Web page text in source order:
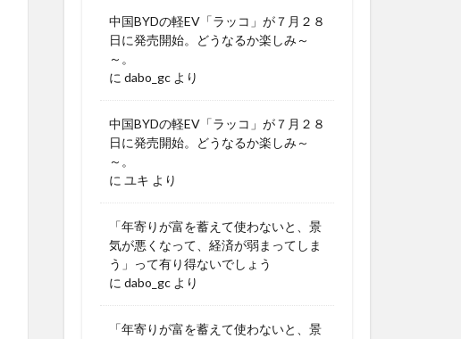
中国BYDの軽EV「ラッコ」が７月２８
日に発売開始。どうなるか楽しみ～
～。
に dabo_gc より
中国BYDの軽EV「ラッコ」が７月２８
日に発売開始。どうなるか楽しみ～
～。
に ユキ より
「年寄りが富を蓄えて使わないと、景
気が悪くなって、経済が弱まってしま
う」って有り得ないでしょう
に dabo_gc より
「年寄りが富を蓄えて使わないと、景